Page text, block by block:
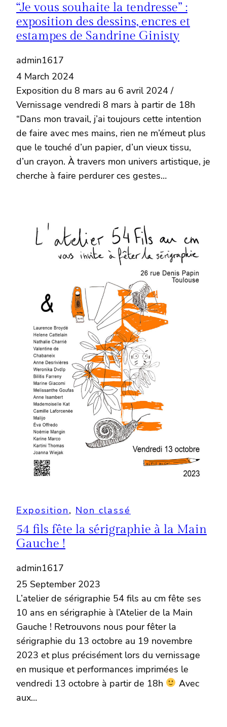
“Je vous souhaite la tendresse” :
exposition des dessins, encres et
estampes de Sandrine Ginisty
admin1617
4 March 2024
Exposition du 8 mars au 6 avril 2024 /
Vernissage vendredi 8 mars à partir de 18h
“Dans mon travail, j’ai toujours cette intention
de faire avec mes mains, rien ne m’émeut plus
que le touché d’un papier, d’un vieux tissu,
d’un crayon. À travers mon univers artistique, je
cherche à faire perdurer ces gestes…
Exposition, Non classé
54 fils fête la sérigraphie à la Main
Gauche !
admin1617
25 September 2023
L’atelier de sérigraphie 54 fils au cm fête ses
10 ans en sérigraphie à l’Atelier de la Main
Gauche ! Retrouvons nous pour fêter la
sérigraphie du 13 octobre au 19 novembre
2023 et plus précisément lors du vernissage
en musique et performances imprimées le
vendredi 13 octobre à partir de 18h
Avec
aux…